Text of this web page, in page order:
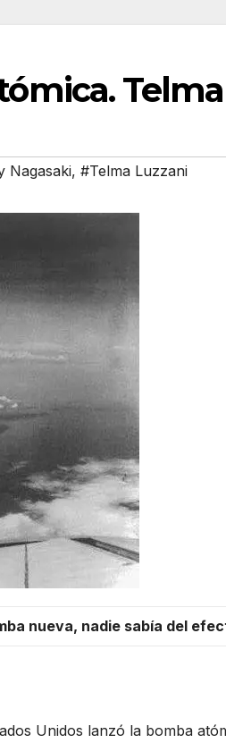
Nagasaki, #Telma Luzzani
nueva, nadie sabía del
Unidos lanzó la bomba